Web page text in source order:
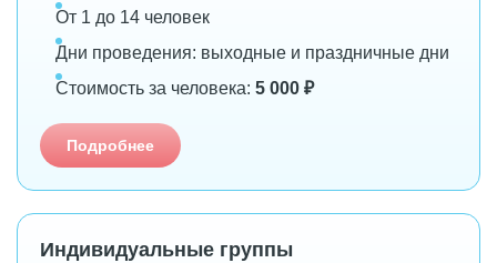
От 1 до 14 человек
Дни проведения: выходные и праздничные дни
Стоимость за человека: 5 000 ₽
Подробнее
Индивидуальные группы